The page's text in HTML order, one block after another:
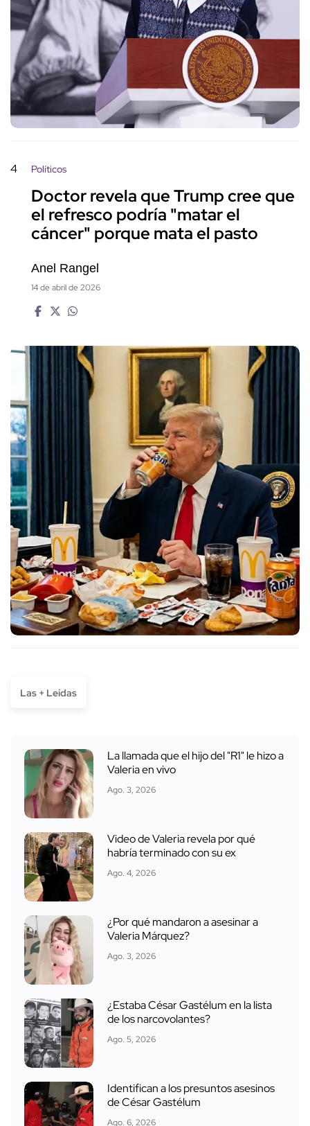
4 Políticos
Doctor revela que Trump cree que
el refresco podría "matar el
cáncer" porque mata el pasto
Anel Rangel
14 de abril de 2026
Las + Leídas
La llamada que el hijo del "R1" le hizo a
Valeria en vivo
Ago. 3, 2026
Video de Valeria revela por qué
habría terminado con su ex
Ago. 4, 2026
¿Por qué mandaron a asesinar a
Valeria Márquez?
Ago. 3, 2026
¿Estaba César Gastélum en la lista
de los narcovolantes?
Ago. 5, 2026
Identifican a los presuntos asesinos
de César Gastélum
Ago. 6, 2026